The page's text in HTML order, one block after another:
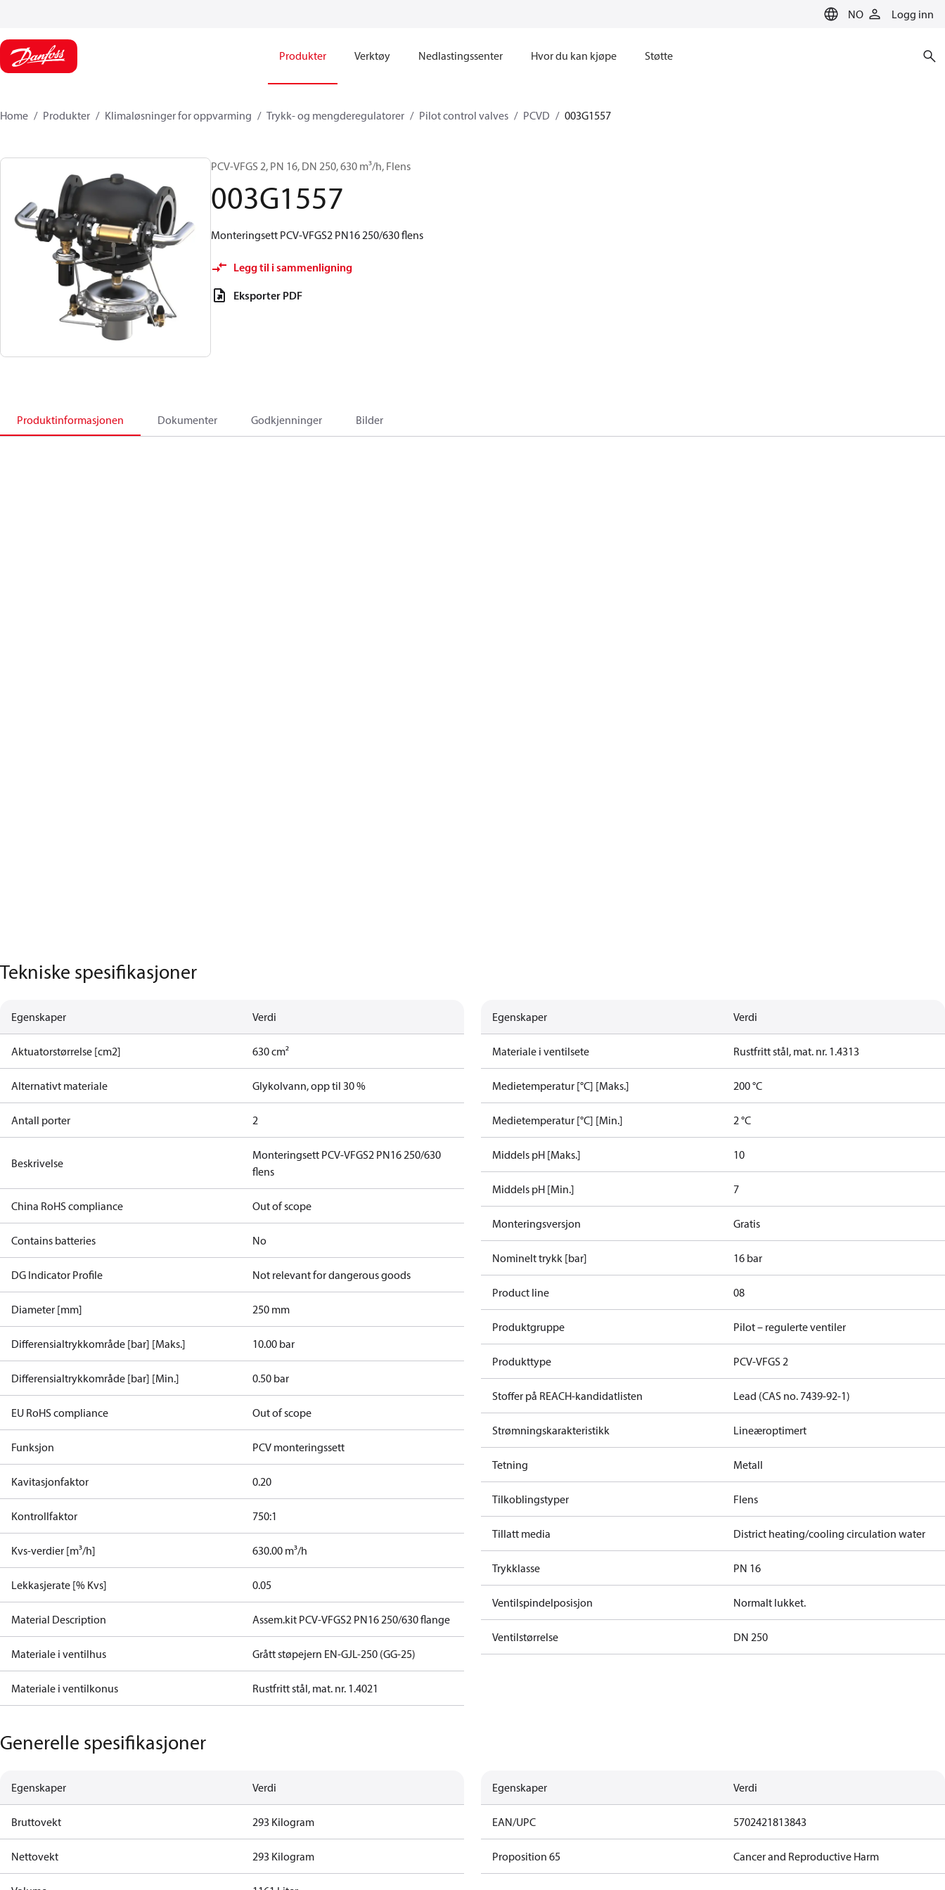
NO Logg inn
Produkter Verktøy Nedlastingssenter Hvor du kan kjøpe Støtte
Home Produkter Klimaløsninger for oppvarming Trykk- og mengderegulatorer Pilot control valves PCVD 003G1557
PCV-VFGS 2, PN 16, DN 250, 630 m³/h, Flens
003G1557
Monteringsett PCV-VFGS2 PN16 250/630 flens
Legg til i sammenligning
Eksporter PDF
Produktinformasjonen Dokumenter Godkjenninger Bilder
Tekniske spesifikasjoner
Egenskaper Verdi
Aktuatorstørrelse [cm2] 630 cm²
Alternativt materiale Glykolvann, opp til 30 %
Antall porter 2
Beskrivelse
Monteringsett PCV-VFGS2 PN16 250/630
flens
China RoHS compliance Out of scope
Contains batteries No
DG Indicator Profile Not relevant for dangerous goods
Diameter [mm] 250 mm
Differensialtrykkområde [bar] [Maks.] 10.00 bar
Differensialtrykkområde [bar] [Min.] 0.50 bar
EU RoHS compliance Out of scope
Funksjon PCV monteringssett
Kavitasjonfaktor 0.20
Kontrollfaktor 750:1
Kvs-verdier [m³/h] 630.00 m³/h
Lekkasjerate [% Kvs] 0.05
Material Description Assem.kit PCV-VFGS2 PN16 250/630 flange
Materiale i ventilhus Grått støpejern EN-GJL-250 (GG-25)
Materiale i ventilkonus Rustfritt stål, mat. nr. 1.4021
Egenskaper Verdi
Materiale i ventilsete Rustfritt stål, mat. nr. 1.4313
Medietemperatur [°C] [Maks.] 200 °C
Medietemperatur [°C] [Min.] 2 °C
Middels pH [Maks.] 10
Middels pH [Min.] 7
Monteringsversjon Gratis
Nominelt trykk [bar] 16 bar
Product line 08
Produktgruppe Pilot – regulerte ventiler
Produkttype PCV-VFGS 2
Stoffer på REACH-kandidatlisten Lead (CAS no. 7439-92-1)
Strømningskarakteristikk Lineæroptimert
Tetning Metall
Tilkoblingstyper Flens
Tillatt media District heating/cooling circulation water
Trykklasse PN 16
Ventilspindelposisjon Normalt lukket.
Ventilstørrelse DN 250
Generelle spesifikasjoner
Egenskaper Verdi
Bruttovekt 293 Kilogram
Nettovekt 293 Kilogram
Egenskaper Verdi
EAN/UPC 5702421813843
Proposition 65 Cancer and Reproductive Harm